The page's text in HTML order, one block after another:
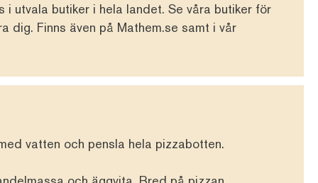
i utvala butiker i hela landet. Se våra butiker för
dig. Finns även på Mathem.se samt i vår
vatten och pensla hela pizzabotten.